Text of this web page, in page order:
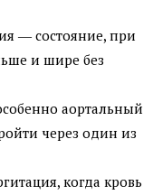
― состояние, при
и шире без
аортальный
через один из
когда кровь